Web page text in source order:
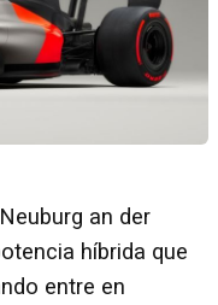
an der
híbrida que
entre en